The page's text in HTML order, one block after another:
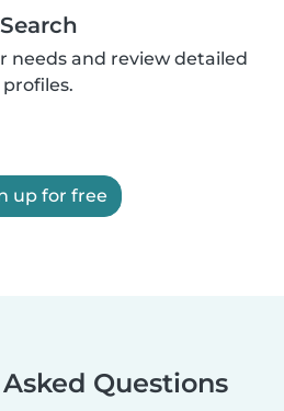
Search
needs and review detailed
profiles.
up for free
Questions